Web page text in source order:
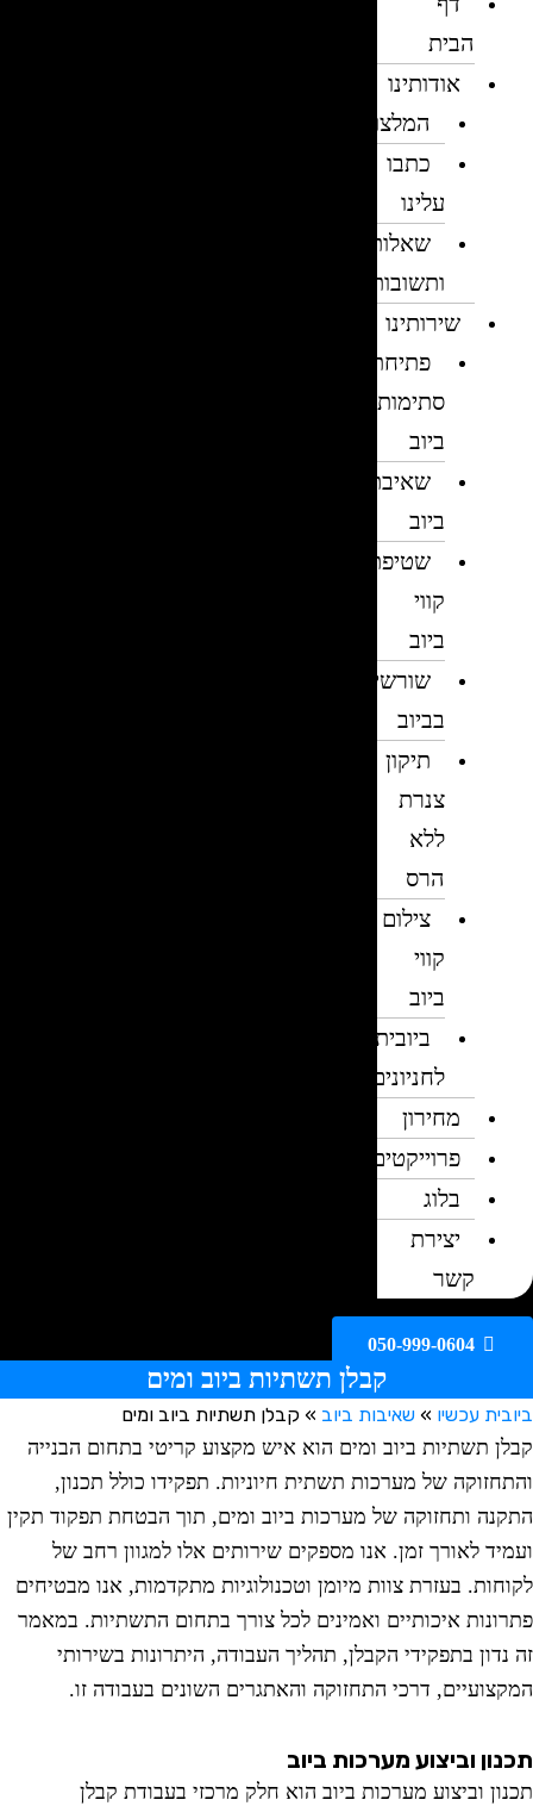
הבית
אודותינו
המלצות
כתבו
עלינו
שאלות
ותשובות
שירותינו
פתיחת
סתימות
ביוב
שאיבת
ביוב
שטיפת
קווי
ביוב
שורשים
בביוב
תיקון
צנרת
ללא
הרס
צילום
קווי
ביוב
ביובית
לחניונים
מחירון
פרוייקטים
בלוג
יצירת
קשר
050-999-0604
קבלן תשתיות ביוב ומים
עכשיו»שאיבות ביוב»קבלן תשתיות ביוב ומים
תשתיות ביוב ומים הוא איש מקצוע קריטי בתחום הבנייה
של מערכות תשתית חיוניות. תפקידו כולל תכנון,
ותחזוקה של מערכות ביוב ומים, תוך הבטחת תפקוד תקין
לאורך זמן. אנו מספקים שירותים אלו למגוון רחב של
בעזרת צוות מיומן וטכנולוגיות מתקדמות, אנו מבטיחים
איכותיים ואמינים לכל צורך בתחום התשתיות. במאמר
בתפקידי הקבלן, תהליך העבודה, היתרונות בשירותי
דרכי התחזוקה והאתגרים השונים בעבודה זו.
וביצוע מערכות ביוב
וביצוע מערכות ביוב הוא חלק מרכזי בעבודת קבלן